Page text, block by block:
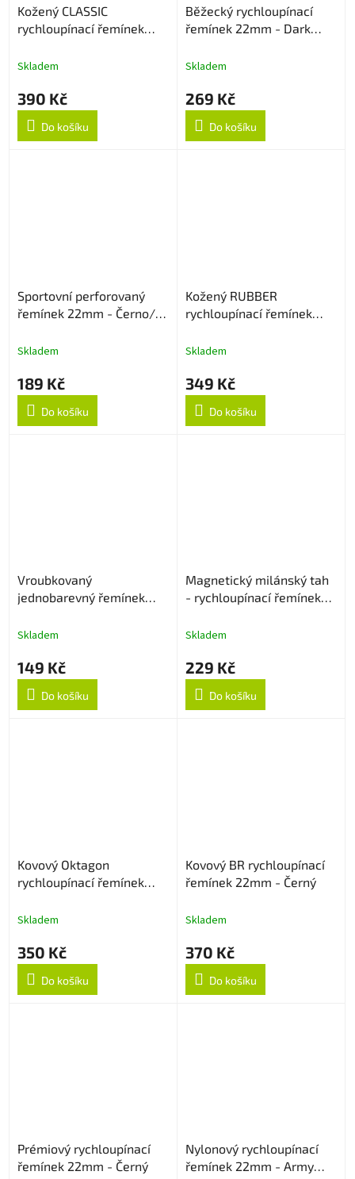
Kožený CLASSIC
rychloupínací řemínek
Skladem
390 Kč
Do košíku
Běžecký rychloupínací
řemínek 22mm - Dark
Skladem
269 Kč
Do košíku
Sportovní perforovaný
řemínek 22mm - Černo/
Skladem
189 Kč
Do košíku
Kožený RUBBER
rychloupínací řemínek
Skladem
349 Kč
Do košíku
Vroubkovaný
jednobarevný řemínek
Skladem
149 Kč
Do košíku
Magnetický milánský tah
- rychloupínací řemínek
Skladem
229 Kč
Do košíku
Kovový Oktagon
rychloupínací řemínek
Skladem
350 Kč
Do košíku
Kovový BR rychloupínací
řemínek 22mm - Černý
Skladem
370 Kč
Do košíku
Prémiový rychloupínací
řemínek 22mm - Černý
Nylonový rychloupínací
řemínek 22mm - Army